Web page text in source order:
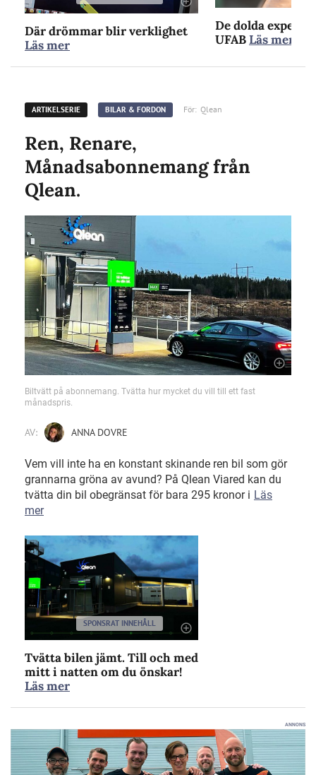
Där drömmar blir verklighet
Läs mer
De dolda
UFABLäs mer
ARTIKELSERIE BILAR & FORDON För: Qlean
Ren, Renare,
Månadsabonnemang från
Qlean.
Biltvätt på abonnemang. Tvätta hur mycket du vill till ett fast
månadspris.
AV: ANNA DOVRE
Vem vill inte ha en konstant skinande ren bil som gör
grannarna gröna av avund? På Qlean Viared kan du
tvätta din bil obegränsat för bara 295 kronor i Läs
mer
SPONSRAT INNEHÅLL
Tvätta bilen jämt. Till och med
mitt i natten om du önskar!
Läs mer
ANNONS